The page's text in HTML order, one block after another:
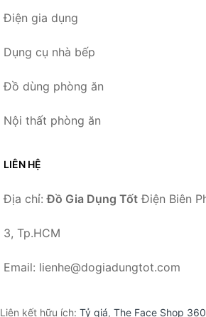
Điện gia dụng
Dụng cụ nhà bếp
Đồ dùng phòng ăn
Nội thất phòng ăn
LIÊN HỆ
Địa chỉ:Đồ Gia Dụng Tốt Điện Biên
3, Tp.HCM
Email: lienhe@dogiadungtot.com
Liên kết hữu ích: Tỷ giá, The Face Shop 360